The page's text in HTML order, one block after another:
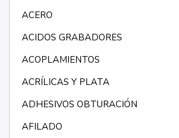
ACERO
ACIDOS GRABADORES
ACOPLAMIENTOS
ACRÍLICAS Y PLATA
ADHESIVOS OBTURACIÓN
AFILADO